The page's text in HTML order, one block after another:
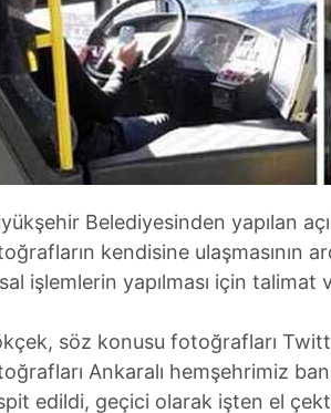
Belediyesinden yapılan
kendisine ulaşmasının
işlemlerin yapılması için talimat
söz konusu fotoğrafları
Ankaralı hemşehrimiz
edildi, geçici olarak işten el